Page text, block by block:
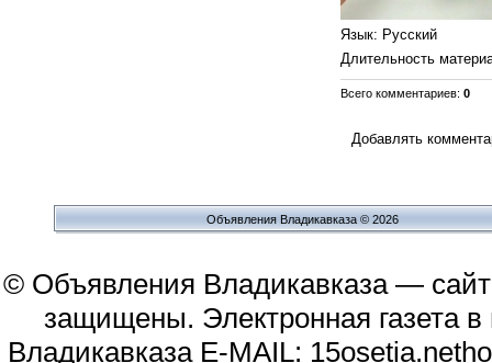
Язык: Русский
Длительность
Всего комментариев: 0
Добавлять
Объявления Владикавказа © 2026
© Объявления Владикавказа —
защищены. Электронная газета
Владикавказа E-MAIL: